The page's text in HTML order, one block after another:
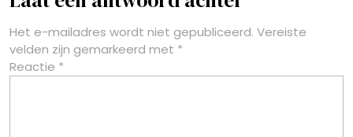
Het e-mailadres wordt niet gepubliceerd. Vereiste
velden zijn gemarkeerd met *
Reactie *